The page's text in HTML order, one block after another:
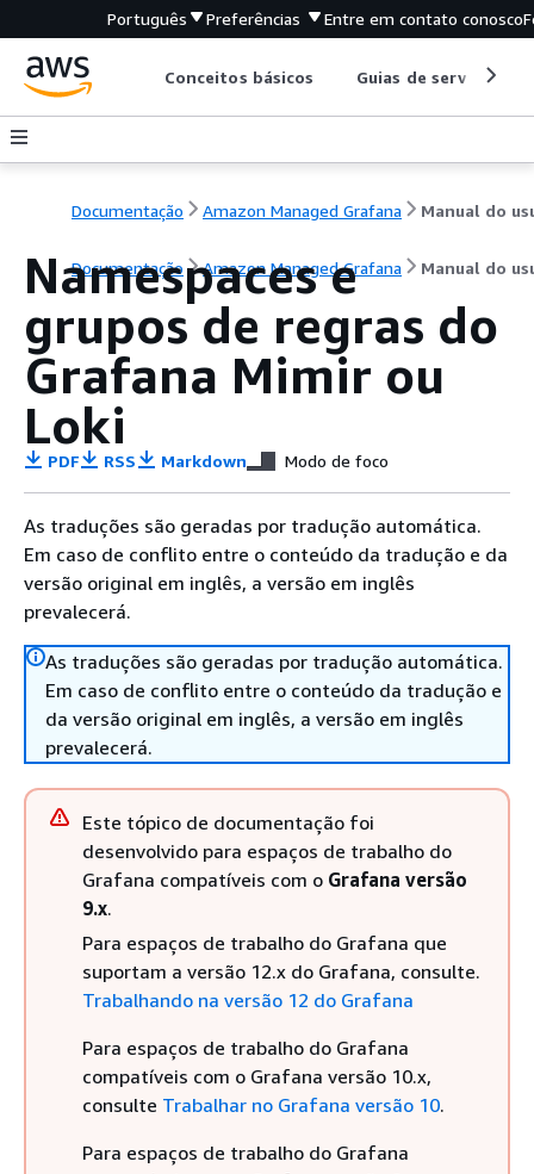
Português Preferências Entre em contato conosco
Conceitos básicos Guias de serviço
Documentação Amazon Managed Grafana
Documentação Amazon Managed Grafana Manual do
Namespaces e
grupos de regras do
Grafana Mimir ou
Loki
PDF RSS Markdown Modo de foco
As traduções são geradas por tradução automática.
Em caso de conflito entre o conteúdo da tradução e da
versão original em inglês, a versão em inglês
prevalecerá.
As traduções são geradas por tradução automática.
Em caso de conflito entre o conteúdo da tradução e
da versão original em inglês, a versão em inglês
prevalecerá.
Este tópico de documentação foi
desenvolvido para espaços de trabalho do
Grafana compatíveis com o Grafana versão
9.x.
Para espaços de trabalho do Grafana que
suportam a versão 12.x do Grafana, consulte.
Trabalhando na versão 12 do Grafana
Para espaços de trabalho do Grafana
compatíveis com o Grafana versão 10.x,
consulte Trabalhar no Grafana versão 10.
Para espaços de trabalho do Grafana